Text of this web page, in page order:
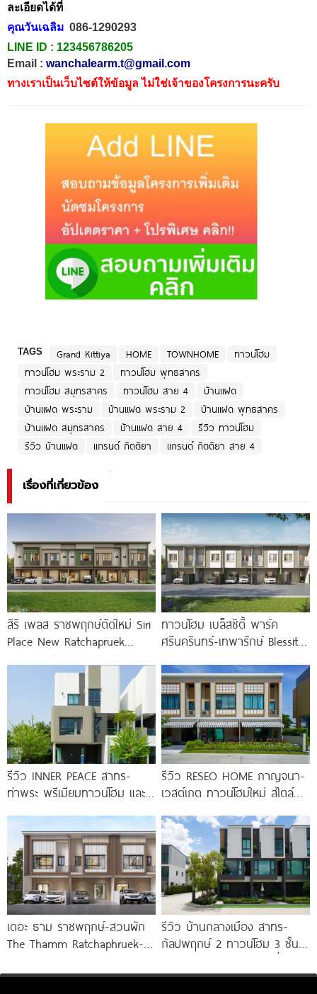
ละเอียดได้ที่
คุณวันเฉลิม 086-1290293
LINE ID : 123456786205
Email : wanchalearm.t@gmail.com
ทางเราเป็นเว็บไซต์ให้ข้อมูล ไม่ใช่เจ้าของโครงการนะครับ
TAGS Grand Kittiya HOME TOWNHOME
ทาวน์โฮม
ทาวน์โฮม พระราม 2
ทาวน์โฮม พุทธสาคร
ทาวน์โฮม สมุทรสาคร
ทาวน์โฮม สาย 4
บ้านแฝด
บ้านแฝด พระราม
บ้านแฝด พระราม 2
บ้านแฝด พุทธสาคร
บ้านแฝด สมุทรสาคร
บ้านแฝด สาย 4
รีวิว ทาวน์โฮม
รีวิว บ้านแฝด
แกรนด์ กิตติยา แกรนด์ กิตติยา สาย 4
เรื่องที่เกี่ยวข้อง
สิริ เพลส ราชพฤกษ์ตัดใหม่ Siri
Place New Ratchapruek
ทาวน์โฮม เบล็สซิตี้ พาร์ค
ศรีนครินทร์-เทพารักษ์ Blessity
รีวิว INNER PEACE สาทร-
ท่าพระ พรีเมียมทาวน์โฮม และ
รีวิว RESEO HOME กาญจนา-
เวสต์เกต ทาวน์โฮมใหม่ สไตล์
ลอย* ทำเลดี
เดอะ ธาม ราชพฤกษ์-สวนผัก
The Thamm Ratchaphruek-
Minimal ใกล้ทางด่วน
รีวิว บ้านกลางเมือง สาทร-
กัลปพฤกษ์ 2 ทาวน์โฮม 3 ชั้น
สาทร เพียง